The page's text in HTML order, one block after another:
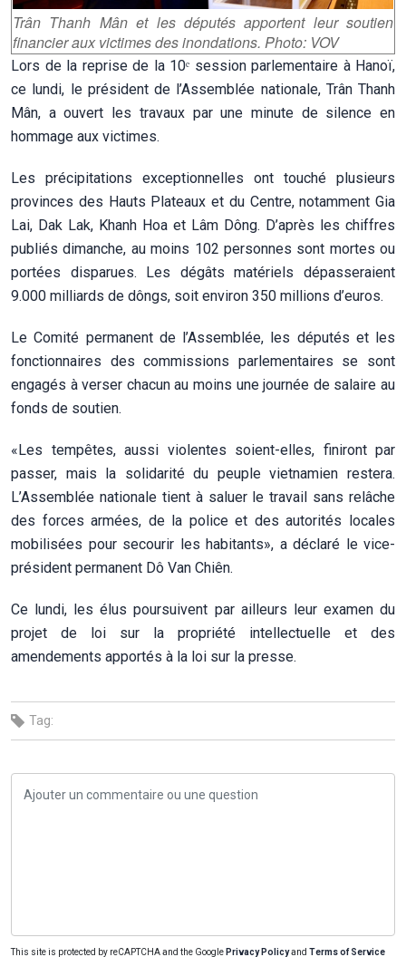
Trân Thanh Mân et les députés apportent leur soutien
financier aux victimes des inondations. Photo: VOV
Lors de la reprise de la 10ᵉ session parlementaire à Hanoï,
ce lundi, le président de l’Assemblée nationale, Trân Thanh
Mân, a ouvert les travaux par une minute de silence en
hommage aux victimes.
Les précipitations exceptionnelles ont touché plusieurs
provinces des Hauts Plateaux et du Centre, notamment Gia
Lai, Dak Lak, Khanh Hoa et Lâm Dông. D’après les chiffres
publiés dimanche, au moins 102 personnes sont mortes ou
portées disparues. Les dégâts matériels dépasseraient
9.000 milliards de dôngs, soit environ 350 millions d’euros.
Le Comité permanent de l’Assemblée, les députés et les
fonctionnaires des commissions parlementaires se sont
engagés à verser chacun au moins une journée de salaire au
fonds de soutien.
«Les tempêtes, aussi violentes soient-elles, finiront par
passer, mais la solidarité du peuple vietnamien restera.
L’Assemblée nationale tient à saluer le travail sans relâche
des forces armées, de la police et des autorités locales
mobilisées pour secourir les habitants», a déclaré le vice-
président permanent Dô Van Chiên.
Ce lundi, les élus poursuivent par ailleurs leur examen du
projet de loi sur la propriété intellectuelle et des
amendements apportés à la loi sur la presse.
Tag:
This site is protected by reCAPTCHA and the Google Privacy Policyand Terms of Service